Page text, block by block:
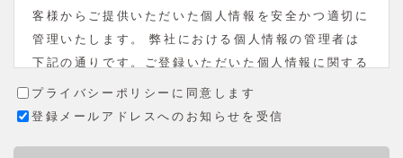
客様からご提供いただいた個人情報を安全かつ適切に
管理いたします。 弊社における個人情報の管理者は
下記の通りです。ご登録いただいた個人情報に関する
お問い合わせはこちらまでお願いいたします。
株式会社エイエイピー 静岡県静岡市駿河区森下町3-
プライバシーポリシーに同意します
登録メールアドレスへのお知らせを受信